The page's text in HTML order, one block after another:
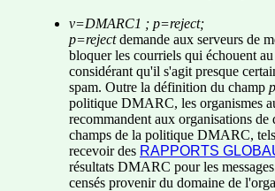
v=DMARC1 ; p=reject;
p=rejectdemande aux serveurs de
bloquer les courriels qui échouent
considérant qu'il s'agit presque
spam. Outre la définition du champ p
politique DMARC, les organismes
recommandent aux organisations de
champs de la politique DMARC,
recevoir des RAPPORTS
résultats DMARC pour les
censés provenir du domaine de